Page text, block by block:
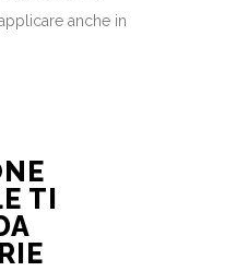
anche in
TI